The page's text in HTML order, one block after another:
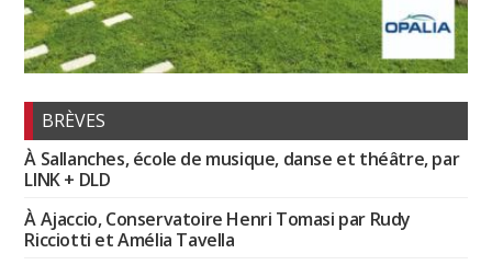
BRÈVES
À Sallanches, école de musique, danse et théâtre, par
LINK + DLD
À Ajaccio, Conservatoire Henri Tomasi par Rudy
Ricciotti et Amélia Tavella